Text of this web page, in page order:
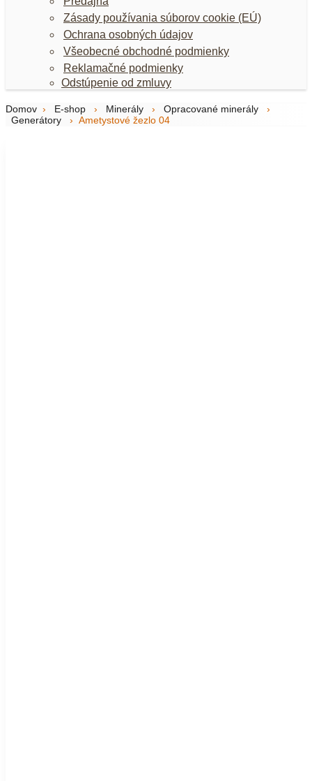
Zásady používania súborov cookie (EÚ)
Ochrana osobných údajov
Všeobecné obchodné podmienky
Reklamačné podmienky
Odstúpenie od zmluvy
Domov › E-shop › Minerály › Opracované minerály
›
Generátory
› Ametystové žezlo 04